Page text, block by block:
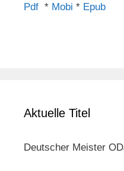
Pdf * Mobi * Epub
Aktuelle Titel
Deutscher Meister